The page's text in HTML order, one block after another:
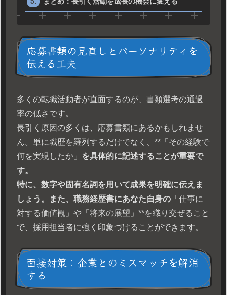
応募書類の見直しとパーソナリティを
伝える工夫
多くの転職活動者が直面するのが、書類選考の通過
率の低さです。
長引く原因の多くは、応募書類にあるかもしれませ
ん。単に職歴を羅列するだけでなく、**「その経験で
何を実現したか」 を具体的に記述することが重要で
す。
特に、数字や固有名詞を用いて成果を明確に伝えま
しょう。また、職務経歴書にあなた自身の 「仕事に
対する価値観」や「将来の展望」**を織り交ぜること
で、採用担当者に強く印象づけることができます。
面接対策：企業とのミスマッチを解消
する